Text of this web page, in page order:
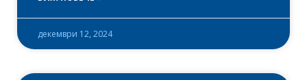
декември 12, 2024